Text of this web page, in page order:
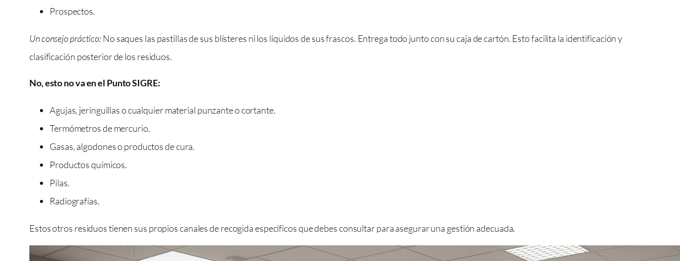
Prospectos.
Un consejo práctico: No saques las pastillas de sus blísteres ni los líquidos de sus frascos. Entrega todo junto con su caja de cartón. Esto facilita la identificación y
clasificación posterior de los residuos.
No, esto no va en el Punto SIGRE:
Agujas, jeringuillas o cualquier material punzante o cortante.
Termómetros de mercurio.
Gasas, algodones o productos de cura.
Productos químicos.
Pilas.
Radiografías.
Estos otros residuos tienen sus propios canales de recogida específicos que debes consultar para asegurar una gestión adecuada.